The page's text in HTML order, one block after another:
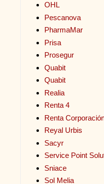
OHL
Pescanova
PharmaMar
Prisa
Prosegur
Quabit
Quabit
Realia
Renta 4
Renta
Reyal Urbis
Sacyr
Service Point
Sniace
Sol Melia